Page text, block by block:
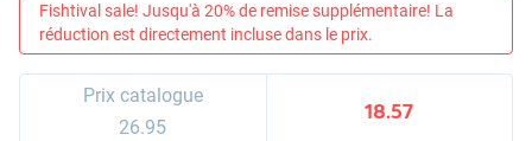
Fishtival sale! Jusqu'à 20% de remise supplémentaire! La
réduction est directement incluse dans le prix.
Prix catalogue
26.95
18.57